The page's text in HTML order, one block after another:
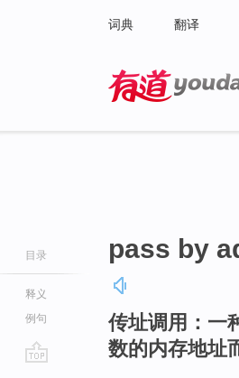
词典 翻译
目录
释义
例句
pass by
传址调用：一
数的内存地址